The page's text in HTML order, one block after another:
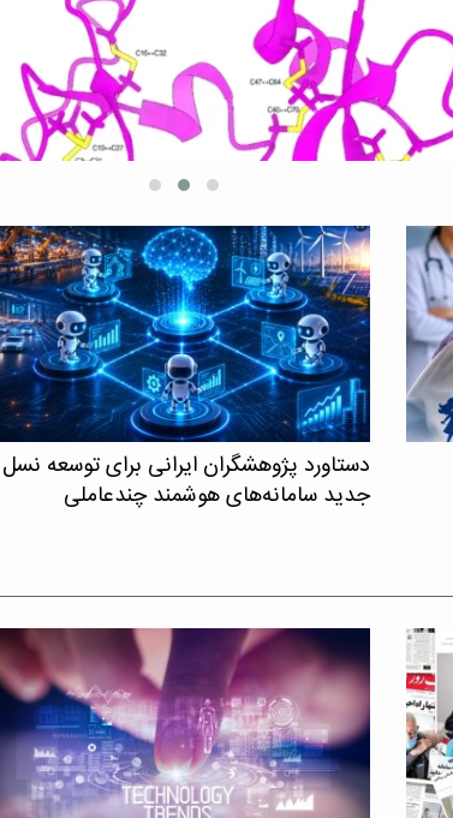
دستاورد پژوهشگران ایرانی برای توسعه نسل
جدید سامانه‌های هوشمند چندعاملی